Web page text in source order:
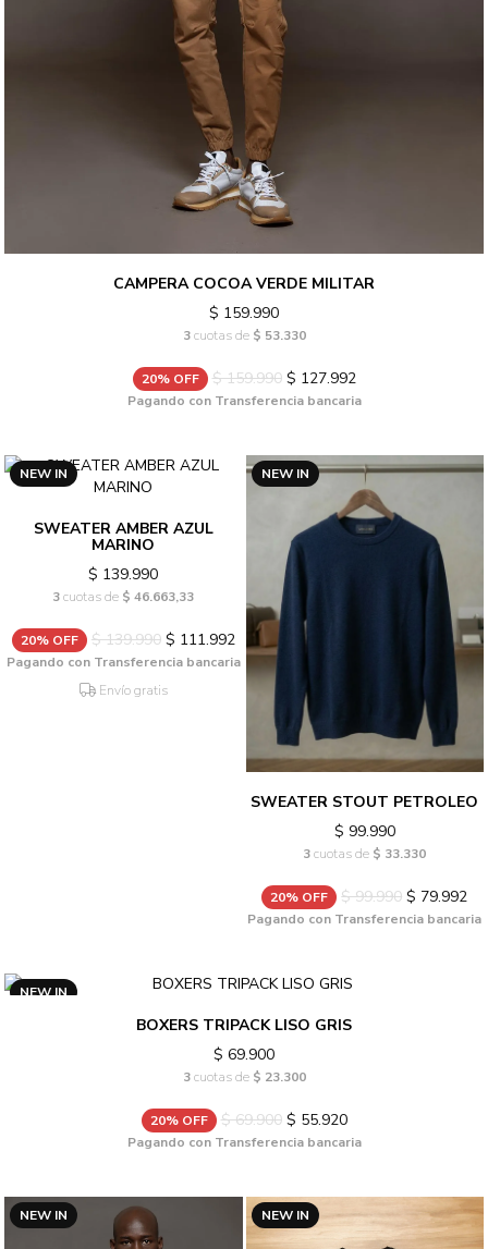
CAMPERA COCOA VERDE MILITAR
$ 159.990
3cuotas de $ 53.330
20% OFF $ 159.990$ 127.992
Pagando con Transferencia bancaria
NEW IN
SWEATER AMBER AZUL
MARINO
$ 139.990
3cuotas de $ 46.663,33
20% OFF $ 139.990$ 111.992
Pagando con Transferencia bancaria
Envío gratis
NEW IN
SWEATER STOUT PETROLEO
$ 99.990
3cuotas de $ 33.330
20% OFF $ 99.990 $ 79.992
Pagando con Transferencia bancaria
NEW IN
BOXERS TRIPACK LISO GRIS
$ 69.900
3cuotas de $ 23.300
20% OFF $ 69.900$ 55.920
Pagando con Transferencia bancaria
NEW IN NEW IN